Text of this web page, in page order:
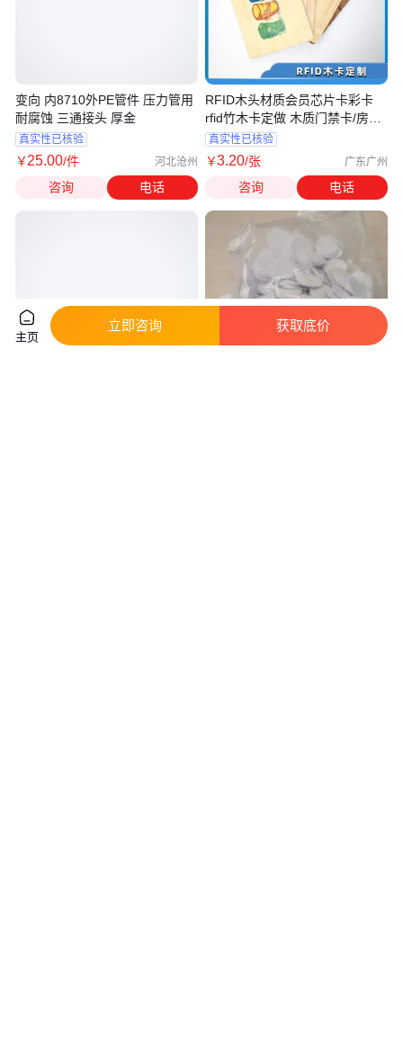
变向 内8710外PE管件 压力管用
耐腐蚀 三通接头 厚金
真实性已核验
￥25.00/件 河北沧州
咨询 电话
RFID木头材质会员芯片卡彩卡
rfid竹木卡定做 木质门禁卡/房卡
定制
真实性已核验
￥3.20/张 广东广州
咨询 电话
主页
立即咨询 获取底价